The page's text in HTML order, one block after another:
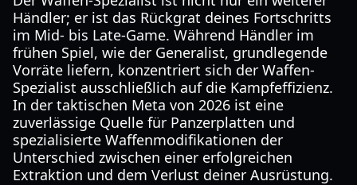
Händler; er ist das Rückgrat deines Fortschritts
im Mid- bis Late-Game. Während Händler im
frühen Spiel, wie der Generalist, grundlegende
Vorräte liefern, konzentriert sich der Waffen-
Spezialist ausschließlich auf die Kampfeffizienz.
In der taktischen Meta von 2026 ist eine
zuverlässige Quelle für Panzerplatten und
spezialisierte Waffenmodifikationen der
Unterschied zwischen einer erfolgreichen
Extraktion und dem Verlust deiner Ausrüstung.